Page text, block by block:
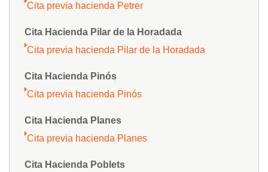
Cita previa hacienda Petrer
Cita Hacienda Pilar de la Horadada
Cita previa hacienda Pilar de la Horadada
Cita Hacienda Pinós
Cita previa hacienda Pinós
Cita Hacienda Planes
Cita previa hacienda Planes
Cita Hacienda Poblets